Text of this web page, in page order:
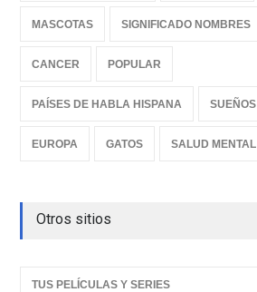
MASCOTAS SIGNIFICADO NOMBRES
CANCER POPULAR
PAÍSES DE HABLA HISPANA SUEÑOS
EUROPA GATOS SALUD MENTAL
Otros sitios
TUS PELÍCULAS Y SERIES